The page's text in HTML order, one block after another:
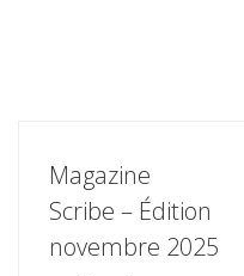
Magazine
Scribe – Édition
novembre 2025